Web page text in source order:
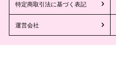
特定商取引法に基づく表記
運営会社